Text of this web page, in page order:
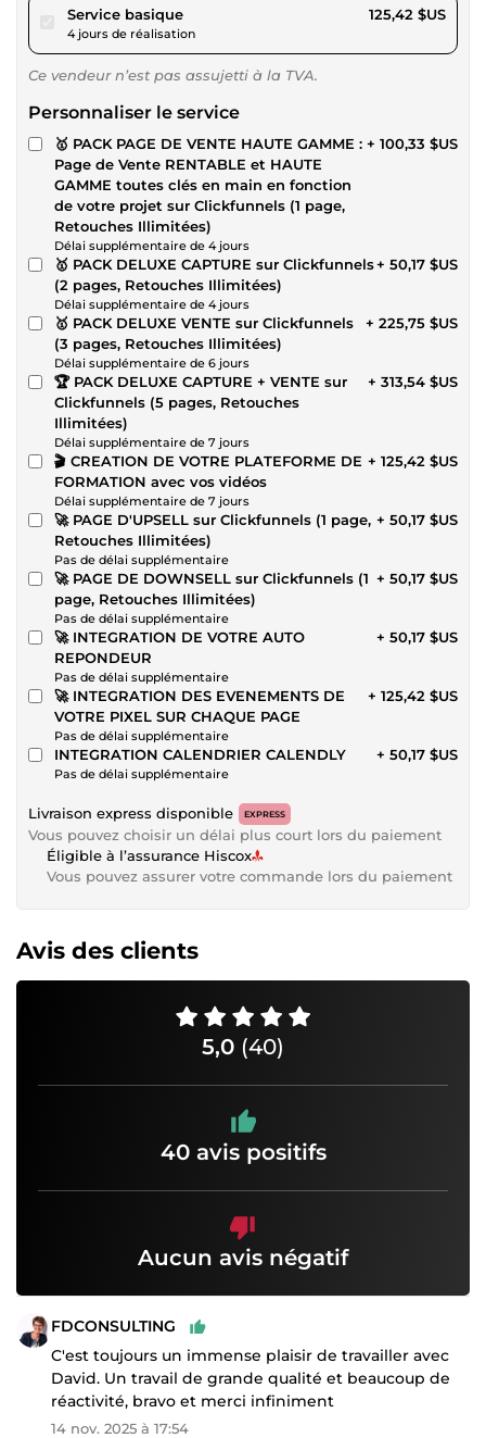
Service basiquepour 115,59 $US
4 jours de réalisation
125,42 $US
Ce vendeur n’est pas assujetti à la TVA.
Personnaliser le service
🥇 PACK PAGE DE VENTE HAUTE GAMME :
Page de Vente RENTABLE et HAUTE
GAMME toutes clés en main en fonction
de votre projet sur Clickfunnels (1 page,
Retouches Illimitées)
Délai supplémentaire de 4 jours
+ 100,33 $US
🥇 PACK DELUXE CAPTURE sur Clickfunnels
(2 pages, Retouches Illimitées)
Délai supplémentaire de 4 jours
+ 50,17 $US
🥇 PACK DELUXE VENTE sur Clickfunnels
(3 pages, Retouches Illimitées)
Délai supplémentaire de 6 jours
+ 225,75 $US
🏆 PACK DELUXE CAPTURE + VENTE sur
Clickfunnels (5 pages, Retouches
Illimitées)
Délai supplémentaire de 7 jours
+ 313,54 $US
🎬 CREATION DE VOTRE PLATEFORME DE
FORMATION avec vos vidéos
Délai supplémentaire de 7 jours
+ 125,42 $US
🚀 PAGE D'UPSELL sur Clickfunnels (1 page,
Retouches Illimitées)
Pas de délai supplémentaire
+ 50,17 $US
🚀 PAGE DE DOWNSELL sur Clickfunnels (1
page, Retouches Illimitées)
Pas de délai supplémentaire
+ 50,17 $US
🚀 INTEGRATION DE VOTRE AUTO
REPONDEUR
Pas de délai supplémentaire
+ 50,17 $US
🚀 INTEGRATION DES EVENEMENTS DE
VOTRE PIXEL SUR CHAQUE PAGE
Pas de délai supplémentaire
+ 125,42 $US
INTEGRATION CALENDRIER CALENDLY
Pas de délai supplémentaire
+ 50,17 $US
Livraison express disponible EXPRESS
Vous pouvez choisir un délai plus court lors du paiement
Éligible à l’assurance Hiscox
Vous pouvez assurer votre commande lors du paiement
Avis des clients
5,0 (40)
40 avis positifs
Aucun avis négatif
FDCONSULTING
C'est toujours un immense plaisir de travailler avec
David. Un travail de grande qualité et beaucoup de
réactivité, bravo et merci infiniment
14 nov. 2025 à 17:54